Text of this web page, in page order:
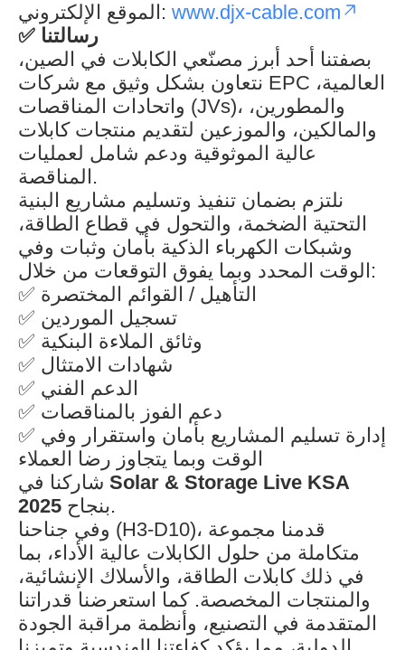
الموقع الإلكتروني: www.djx-cable.com
✅ رسالتنا
بصفتنا أحد أبرز مصنّعي الكابلات في الصين،
نتعاون بشكل وثيق مع شركات EPC العالمية،
واتحادات المناقصات (JVs)، والمطورين،
والمالكين، والموزعين لتقديم منتجات كابلات
عالية الموثوقية ودعم شامل لعمليات
المناقصة.
نلتزم بضمان تنفيذ وتسليم مشاريع البنية
التحتية الضخمة، والتحول في قطاع الطاقة،
وشبكات الكهرباء الذكية بأمان وثبات وفي
الوقت المحدد وبما يفوق التوقعات من خلال:
✅ التأهيل / القوائم المختصرة
✅ تسجيل الموردين
✅ وثائق الملاءة البنكية
✅ شهادات الامتثال
✅ الدعم الفني
✅ دعم الفوز بالمناقصات
✅ إدارة تسليم المشاريع بأمان واستقرار وفي
الوقت وبما يتجاوز رضا العملاء
Solar & Storage Live KSA
2025
بنجاح.
وفي جناحنا (H3-D10)، قدمنا مجموعة
متكاملة من حلول الكابلات عالية الأداء، بما
في ذلك كابلات الطاقة، والأسلاك الإنشائية،
والمنتجات المخصصة. كما استعرضنا قدراتنا
المتقدمة في التصنيع، وأنظمة مراقبة الجودة